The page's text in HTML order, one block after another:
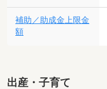
補助／助成金上限金
額
出産・子育て